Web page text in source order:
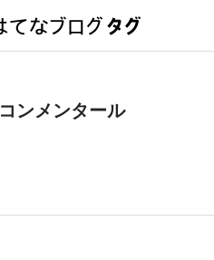
コンメンタール